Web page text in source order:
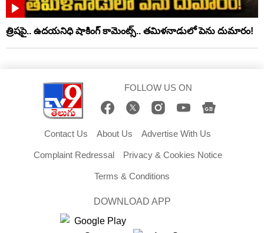
త్రిషపై.. ఉదయనిధి షాకింగ్‌ కామెంట్స్‌.. తమిళనాడులో పెను దుమారం!
FOLLOW US ON
Contact Us About Us Advertise With Us
Complaint Redressal Privacy & Cookies Notice
Terms & Conditions
DOWNLOAD APP